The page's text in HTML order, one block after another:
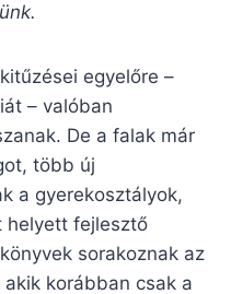
egyelőre –
– valóban
De a falak már
több új
a gyerekosztályok,
helyett fejlesztő
sorakoznak az
korábban csak a